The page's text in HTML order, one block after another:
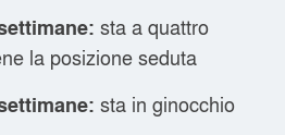
sta a quattro
la posizione seduta
sta in ginocchio